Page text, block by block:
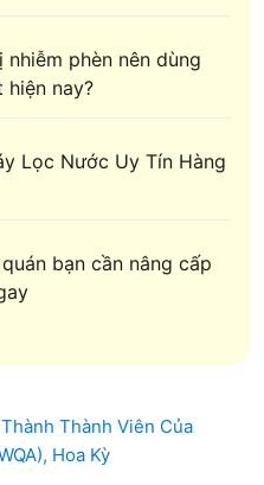
phèn nên dùng
nay?
Lọc Nước Uy Tín Hàng
bạn cần nâng cấp